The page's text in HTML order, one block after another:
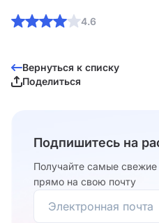
4.6
Вернуться к списку
Поделиться
Подпишитесь на
Получайте самые
прямо на свою почту